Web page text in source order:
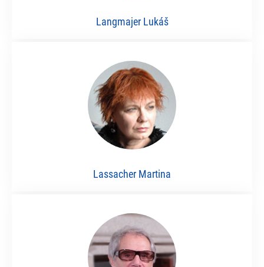
Langmajer Lukáš
Lassacher Martina